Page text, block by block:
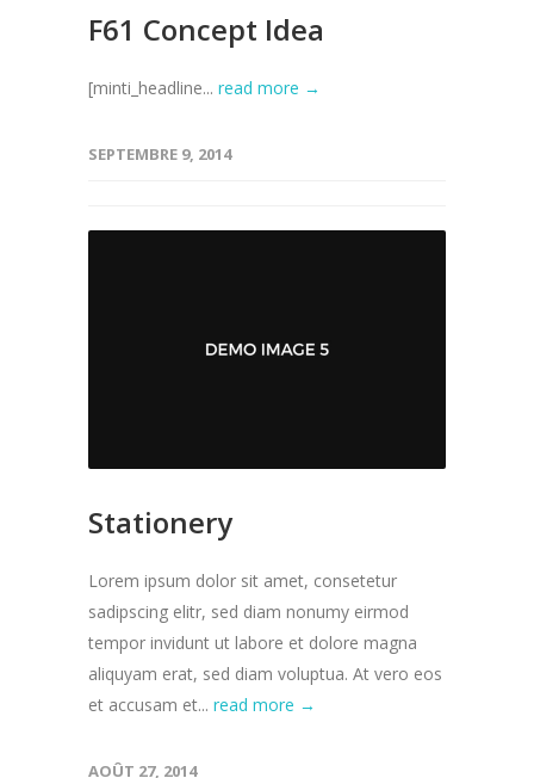
F61 Concept Idea
[minti_headline... read more →
SEPTEMBRE 9, 2014
Stationery
Lorem ipsum dolor sit amet, consetetur
sadipscing elitr, sed diam nonumy eirmod
tempor invidunt ut labore et dolore magna
aliquyam erat, sed diam voluptua. At vero eos
et accusam et... read more →
AOÛT 27, 2014